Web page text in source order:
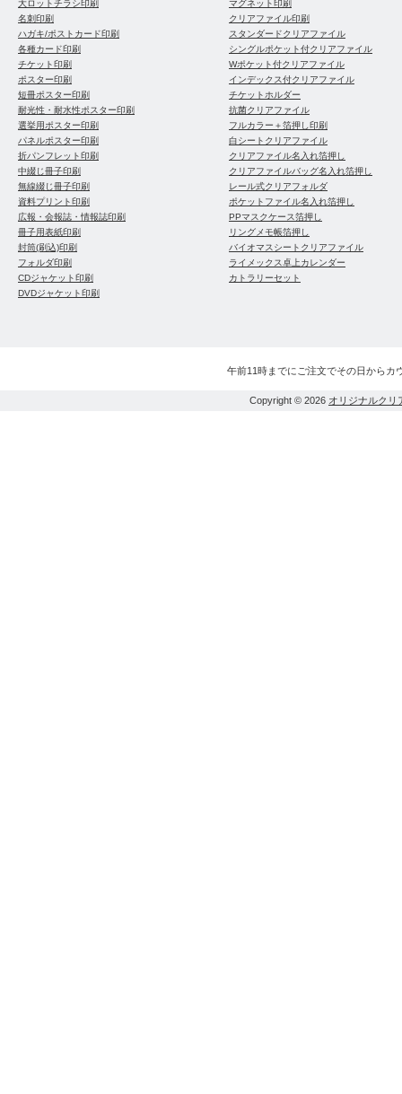
大ロットチラシ印刷
名刺印刷
ハガキ/ポストカード印刷
各種カード印刷
チケット印刷
ポスター印刷
短冊ポスター印刷
耐光性・耐水性ポスター印刷
選挙用ポスター印刷
パネルポスター印刷
折パンフレット印刷
中綴じ冊子印刷
無線綴じ冊子印刷
資料プリント印刷
広報・会報誌・情報誌印刷
冊子用表紙印刷
封筒(刷込)印刷
フォルダ印刷
CDジャケット印刷
DVDジャケット印刷
マグネット印刷
クリアファイル印刷
スタンダードクリアファイル
シングルポケット付クリアファイル
Wポケット付クリアファイル
インデックス付クリアファイル
チケットホルダー
抗菌クリアファイル
フルカラー＋箔押し印刷
白シートクリアファイル
クリアファイル名入れ箔押し
クリアファイルバッグ名入れ箔押し
レール式クリアフォルダ
ポケットファイル名入れ箔押し
PPマスクケース箔押し
リングメモ帳箔押し
バイオマスシートクリアファイル
ライメックス卓上カレンダー
カトラリーセット
午前11時までにご注文でその日からカ
Copyright © 2026 オリジナルクリ